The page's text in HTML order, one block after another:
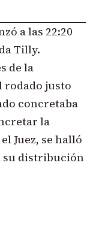
a las 22:20
Tilly.
de la
justo
concretaba
la
Juez, se halló
su distribución